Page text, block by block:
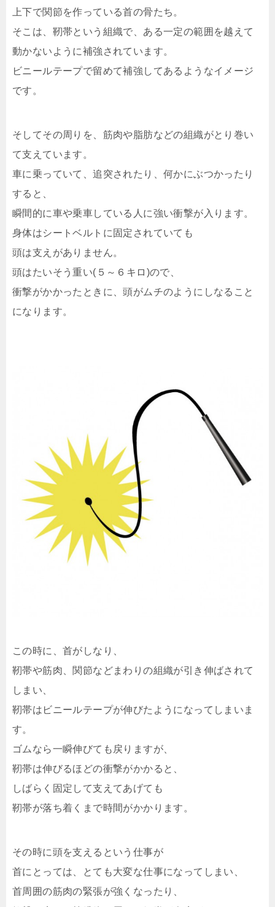
上下で関節を作っている首の骨たち。
そこは、靭帯という組織で、ある一定の範囲を越えて
動かないように補強されています。
ビニールテープで留めて補強してあるようなイメージ
です。
そしてその周りを、筋肉や脂肪などの組織がとり巻い
て支えています。
車に乗っていて、追突されたり、何かにぶつかったり
すると、
瞬間的に車や乗車している人に強い衝撃が入ります。
身体はシートベルトに固定されていても
頭は支えがありません。
頭はたいそう重い(５～６キロ)ので、
衝撃がかかったときに、頭がムチのようにしなること
になります。
この時に、首がしなり、
靭帯や筋肉、関節などまわりの組織が引き伸ばされて
しまい、
靭帯はビニールテープが伸びたようになってしまいま
す。
ゴムなら一瞬伸びても戻りますが、
靭帯は伸びるほどの衝撃がかかると、
しばらく固定して支えてあげても
靭帯が落ち着くまで時間がかかります。
その時に頭を支えるという仕事が
首にとっては、とても大変な仕事になってしまい、
首周囲の筋肉の緊張が強くなったり、